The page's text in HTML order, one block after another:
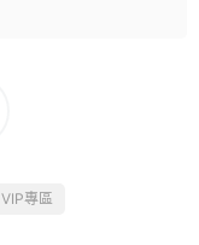
VIP專區